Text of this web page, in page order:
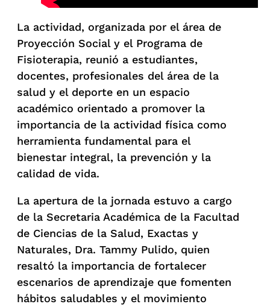
La actividad, organizada por el área de
Proyección Social y el Programa de
Fisioterapia, reunió a estudiantes,
docentes, profesionales del área de la
salud y el deporte en un espacio
académico orientado a promover la
importancia de la actividad física como
herramienta fundamental para el
bienestar integral, la prevención y la
calidad de vida.
La apertura de la jornada estuvo a cargo
de la Secretaria Académica de la Facultad
de Ciencias de la Salud, Exactas y
Naturales, Dra. Tammy Pulido, quien
resaltó la importancia de fortalecer
escenarios de aprendizaje que fomenten
hábitos saludables y el movimiento